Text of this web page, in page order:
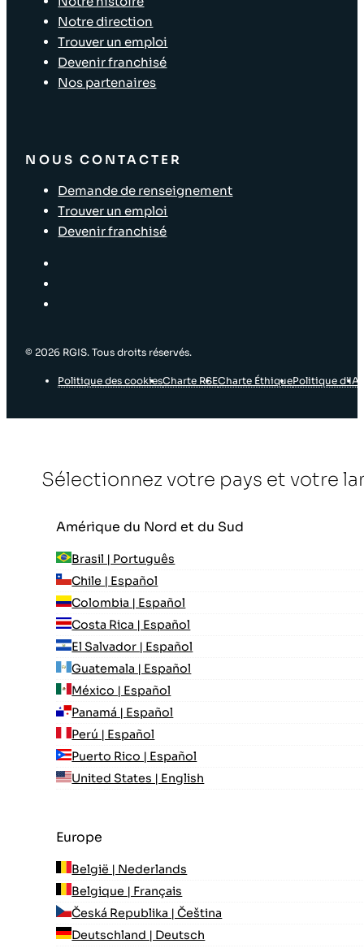
Notre direction
Trouver un emploi
Devenir franchisé
Nos partenaires
NOUS CONTACTER
Demande de renseignement
Trouver un emploi
Devenir franchisé
© 2026 RGIS. Tous droits réservés.
Politique des cookiesCharte RSECharte ÉthiquePolitique d’IA
Sélectionnez votre pays et votre
Amérique du Nord et du Sud
Brasil | Português
Chile | Español
Colombia | Español
Costa Rica | Español
El Salvador | Español
Guatemala | Español
México | Español
Panamá | Español
Perú | Español
Puerto Rico | Español
United States | English
Europe
België | Nederlands
Belgique | Français
Česká Republika | Čeština
Deutschland | Deutsch